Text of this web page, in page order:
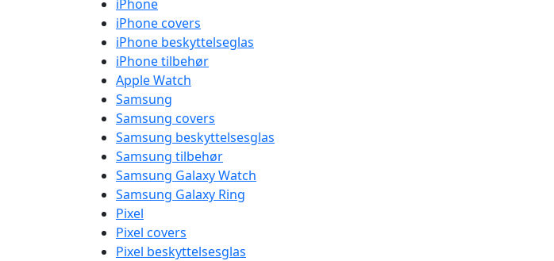
iPhone
iPhone covers
iPhone beskyttelseglas
iPhone tilbehør
Apple Watch
Samsung
Samsung covers
Samsung beskyttelsesglas
Samsung tilbehør
Samsung Galaxy Watch
Samsung Galaxy Ring
Pixel
Pixel covers
Pixel beskyttelsesglas